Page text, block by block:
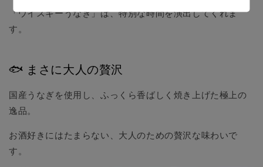
「ウイスキーうなぎ」は、特別な時間を演出してくれま
す。
🐟 まさに大人の贅沢
国産うなぎを使用し、ふっくら香ばしく焼き上げた極上の
逸品。
お酒好きにはたまらない、大人のための贅沢な味わいで
す。